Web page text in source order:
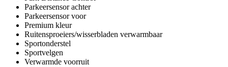
Parkeersensor achter
Parkeersensor voor
Premium kleur
Ruitensproeiers/wisserbladen verwarmbaar
Sportonderstel
Sportvelgen
Verwarmde voorruit